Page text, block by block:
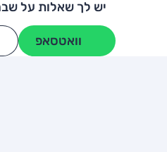
יש לך שאלות על
וואטסאפ
מותגים מתחרים